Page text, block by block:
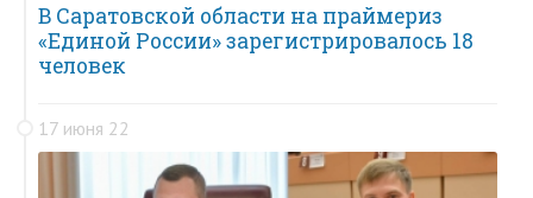
В Саратовской области на праймериз
«Единой России» зарегистрировалось 18
человек
17 июня 22